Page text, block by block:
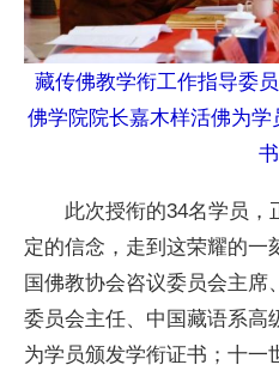
藏传佛教学衔工作指导委
佛学院院长嘉木样活佛为学
书
此次授衔的34名学员，
定的信念，走到这荣耀的一
国佛教协会咨议委员会主席
委员会主任、中国藏语系高
为学员颁发学衔证书；十一